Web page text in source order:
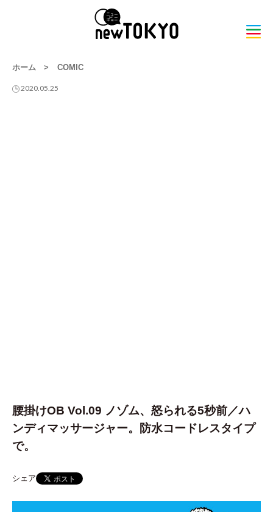
ホーム > COMIC
2020.05.25
腰掛けOB Vol.09 ノゾム、怒られる5秒前／ハ
ンディマッサージャー。防水コードレスタイプ
で。
シェア